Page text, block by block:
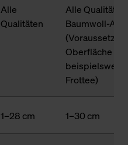
Alle
Qualitäten
Alle
Baumwoll-
Oberfläche
Frottee)
1–28 cm 1–30 cm